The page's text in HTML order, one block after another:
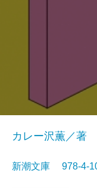
カレー沢薫／著
新潮文庫 978-4-